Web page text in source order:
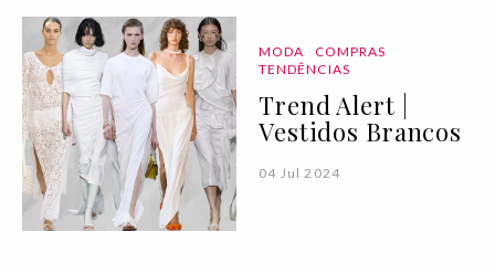
MODA
COMPRAS
TENDÊNCIAS
Trend Alert |
Vestidos Brancos
04 Jul 2024